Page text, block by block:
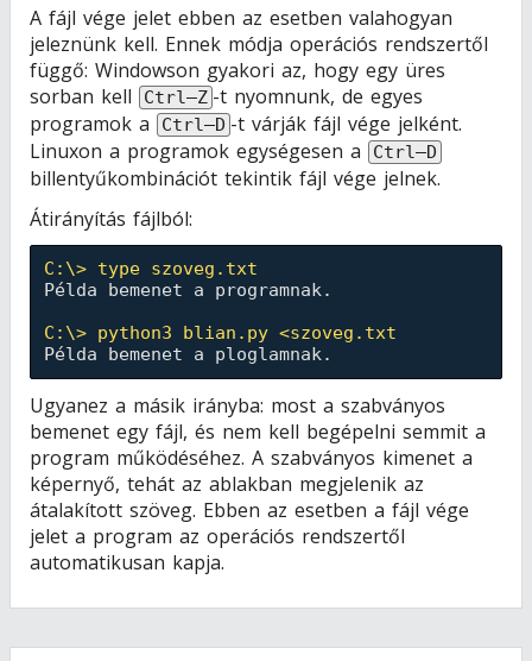
A fájl vége jelet ebben az esetben valahogyan
jeleznünk kell. Ennek módja operációs rendszertől
függő: Windowson gyakori az, hogy egy üres
sorban kell
Ctrl–Z -t nyomnunk, de egyes
programok a
Ctrl–D -t várják fájl vége jelként.
Linuxon a programok egységesen a
Ctrl–D
billentyűkombinációt tekintik fájl vége jelnek.
Átirányítás fájlból:
C:\> type szoveg.txt
Példa bemenet a programnak.
C:\> python3 blian.py <szoveg.txt
Ugyanez a másik irányba: most a szabványos
bemenet egy fájl, és nem kell begépelni semmit a
program működéséhez. A szabványos kimenet a
képernyő, tehát az ablakban megjelenik az
átalakított szöveg. Ebben az esetben a fájl vége
jelet a program az operációs rendszertől
automatikusan kapja.